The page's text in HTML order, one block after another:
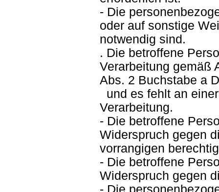
- Die
oder auf sonstige
notwendig sind.
. Die betroffene
Verarbeitung gemäß
Abs. 2 Buchstabe a
und es fehlt an
Verarbeitung.
- Die betroffene
Widerspruch gegen
vorrangigen
- Die betroffene
Widerspruch gegen
- Die